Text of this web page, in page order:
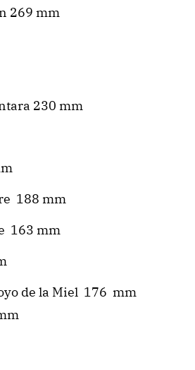
269 mm
230 mm
188 mm
163 mm
de la Miel 176 mm